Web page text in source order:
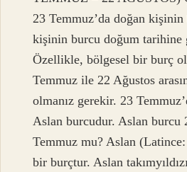
23 Temmuz’da doğan
kişinin burcu doğum tarihine
Özellikle, bölgesel bir burç
Temmuz ile 22 Ağustos
olmanız gerekir. 23
Aslan burcudur. Aslan burcu
Temmuz mu? Aslan
bir burçtur. Aslan